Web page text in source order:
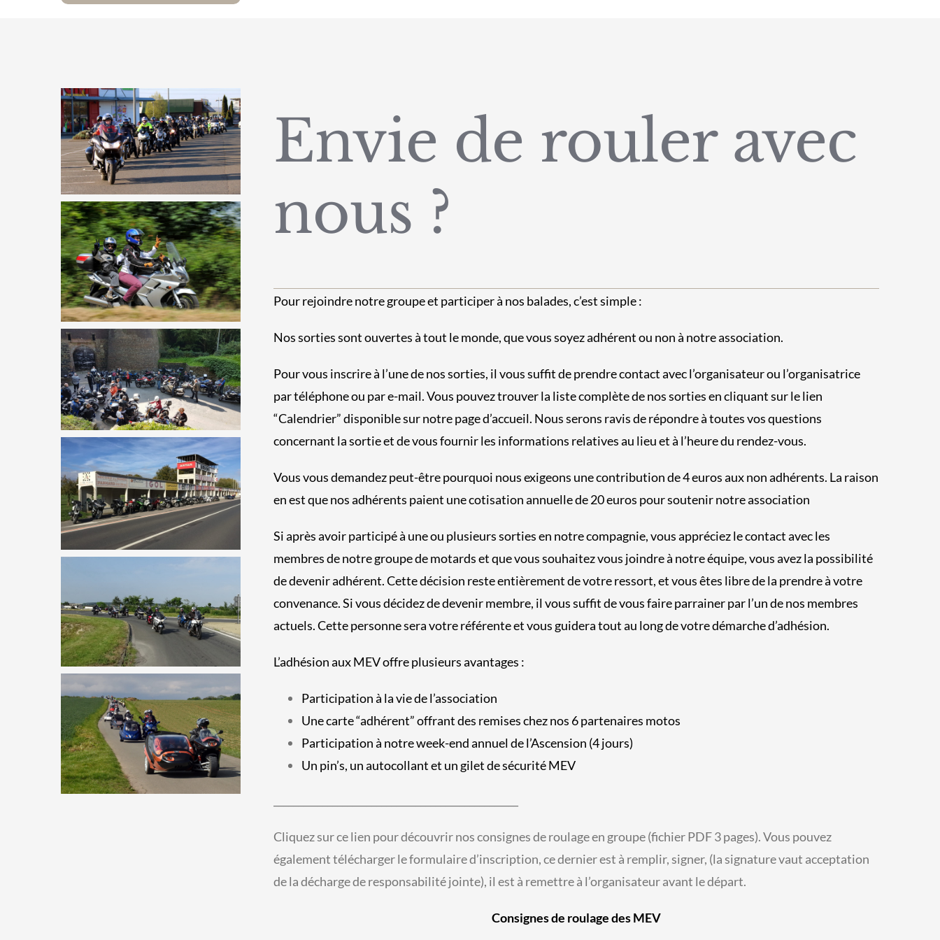
Envie de rouler avec
nous ?
Pour rejoindre notre groupe et participer à nos balades, c’est simple :
Nos sorties sont ouvertes à tout le monde, que vous soyez adhérent ou non à notre association.
Pour vous inscrire à l’une de nos sorties, il vous suffit de prendre contact avec l’organisateur ou l’organisatrice
par téléphone ou par e-mail. Vous pouvez trouver la liste complète de nos sorties en cliquant sur le lien
“Calendrier” disponible sur notre page d’accueil. Nous serons ravis de répondre à toutes vos questions
concernant la sortie et de vous fournir les informations relatives au lieu et à l’heure du rendez-vous.
Vous vous demandez peut-être pourquoi nous exigeons une contribution de 4 euros aux non adhérents. La raison
en est que nos adhérents paient une cotisation annuelle de 20 euros pour soutenir notre association
Si après avoir participé à une ou plusieurs sorties en notre compagnie, vous appréciez le contact avec les
membres de notre groupe de motards et que vous souhaitez vous joindre à notre équipe, vous avez la possibilité
de devenir adhérent. Cette décision reste entièrement de votre ressort, et vous êtes libre de la prendre à votre
convenance. Si vous décidez de devenir membre, il vous suffit de vous faire parrainer par l’un de nos membres
actuels. Cette personne sera votre référente et vous guidera tout au long de votre démarche d’adhésion.
L’adhésion aux MEV offre plusieurs avantages :
Participation à la vie de l’association
Une carte “adhérent” offrant des remises chez nos 6 partenaires motos
Participation à notre week-end annuel de l’Ascension (4 jours)
Un pin’s, un autocollant et un gilet de sécurité MEV
Cliquez sur ce lien pour découvrir nos consignes de roulage en groupe (fichier PDF 3 pages). Vous pouvez
également télécharger le formulaire d’inscription, ce dernier est à remplir, signer, (la signature vaut acceptation
de la décharge de responsabilité jointe), il est à remettre à l’organisateur avant le départ.
Consignes de roulage des MEV